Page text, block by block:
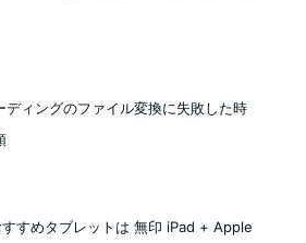
ィングのファイル変換に失敗した時
すめタブレットは 無印 iPad + Apple